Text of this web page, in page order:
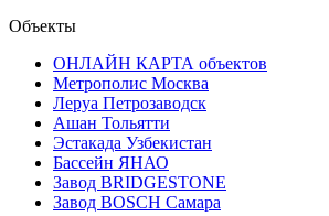
Объекты
ОНЛАЙН КАРТА объектов
Метрополис Москва
Леруа Петрозаводск
Ашан Тольятти
Эстакада Узбекистан
Бассейн ЯНАО
Завод BRIDGESTONE
Завод BOSCH Самара